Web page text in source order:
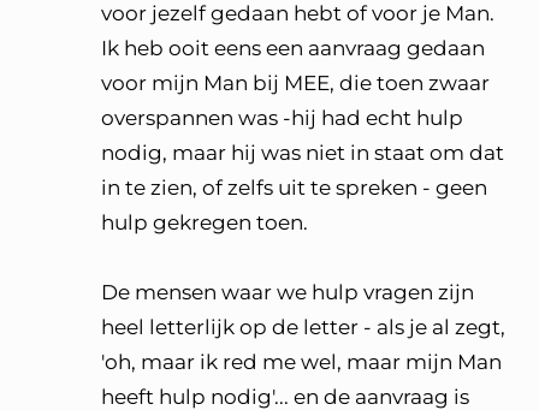
voor jezelf gedaan hebt of voor je Man.
Ik heb ooit eens een aanvraag gedaan
voor mijn Man bij MEE, die toen zwaar
overspannen was -hij had echt hulp
nodig, maar hij was niet in staat om dat
in te zien, of zelfs uit te spreken - geen
hulp gekregen toen.
De mensen waar we hulp vragen zijn
heel letterlijk op de letter - als je al zegt,
'oh, maar ik red me wel, maar mijn Man
heeft hulp nodig'... en de aanvraag is